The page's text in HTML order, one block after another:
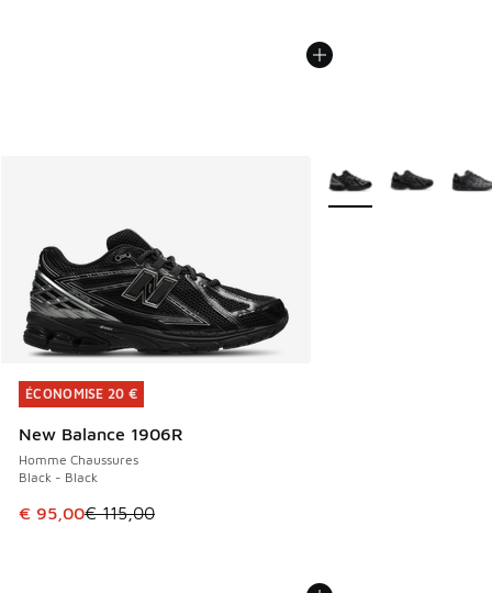
ÉCONOMISE 20 €
New Balance 1906R
Homme Chaussures
Black - Black
Cet article est en promotion. Prix en baisse de € 115,00 à
€ 95,00€ 115,00
ÉCONOMISE 20 €
Plus de couleurs